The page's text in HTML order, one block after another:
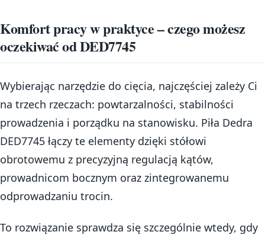
Komfort pracy w praktyce – czego możesz
oczekiwać od DED7745
Wybierając narzędzie do cięcia, najczęściej zależy Ci
na trzech rzeczach: powtarzalności, stabilności
prowadzenia i porządku na stanowisku. Piła Dedra
DED7745 łączy te elementy dzięki stółowi
obrotowemu z precyzyjną regulacją kątów,
prowadnicom bocznym oraz zintegrowanemu
odprowadzaniu trocin.
To rozwiązanie sprawdza się szczególnie wtedy, gdy